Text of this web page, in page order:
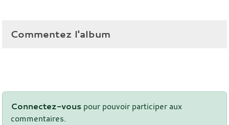
Commentez l'album
Connectez-vous pour pouvoir participer aux
commentaires.